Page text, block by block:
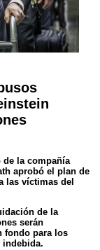
de la compañía
aprobó el plan de
las víctimas del
de la
serán
fondo para los
indebida.